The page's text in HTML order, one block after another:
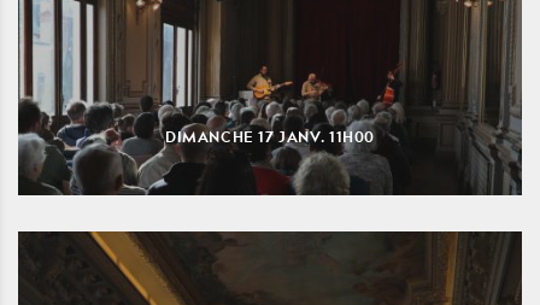
DIMANCHE17JANV. 11H00